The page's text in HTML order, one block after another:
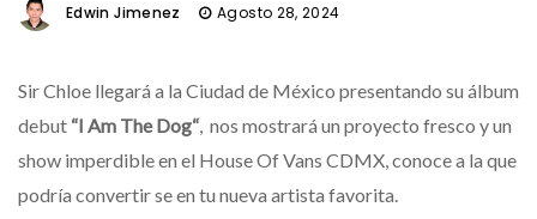
Edwin Jimenez Agosto 28, 2024
Sir Chloe llegará a la Ciudad de México presentando su álbum
debut “I Am The Dog“, nos mostrará un proyecto fresco y un
show imperdible en el House Of Vans CDMX, conoce a la que
podría convertir se en tu nueva artista favorita.